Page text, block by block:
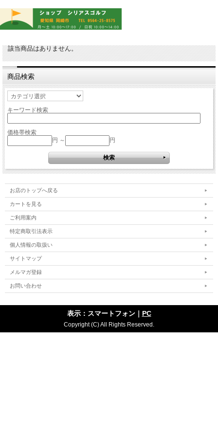
該当商品はありません。
商品検索
キーワード検索
価格帯検索
円 ～
円
お店のトップへ戻る
カートを見る
ご利用案内
特定商取引法表示
個人情報の取扱い
サイトマップ
メルマガ登録
お問い合わせ
表示：スマートフォン｜ PC
Copyright (C) All Rights Reserved.